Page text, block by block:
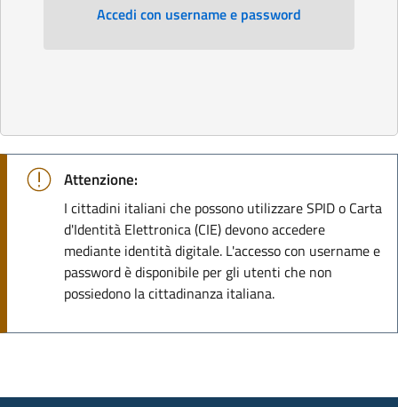
Accedi con username e password
Attenzione:
I cittadini italiani che possono utilizzare SPID o Carta
d'Identità Elettronica (CIE) devono accedere
mediante identità digitale. L'accesso con username e
password è disponibile per gli utenti che non
possiedono la cittadinanza italiana.